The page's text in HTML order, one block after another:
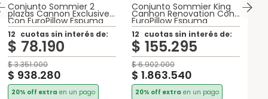
Conjunto Sommier 2
plazas Cannon Exclusive
Con EuroPillow Espuma
12 cuotas sin interés de:
$ 78.190
$3.351.000
$ 938.280
20% off extra en un pago
Conjunto Sommier King
Cannon Renovation Con
EuroPillow Espuma
12 cuotas sin interés de:
$ 155.295
$6.902.000
$ 1.863.540
20% off extra en un pago